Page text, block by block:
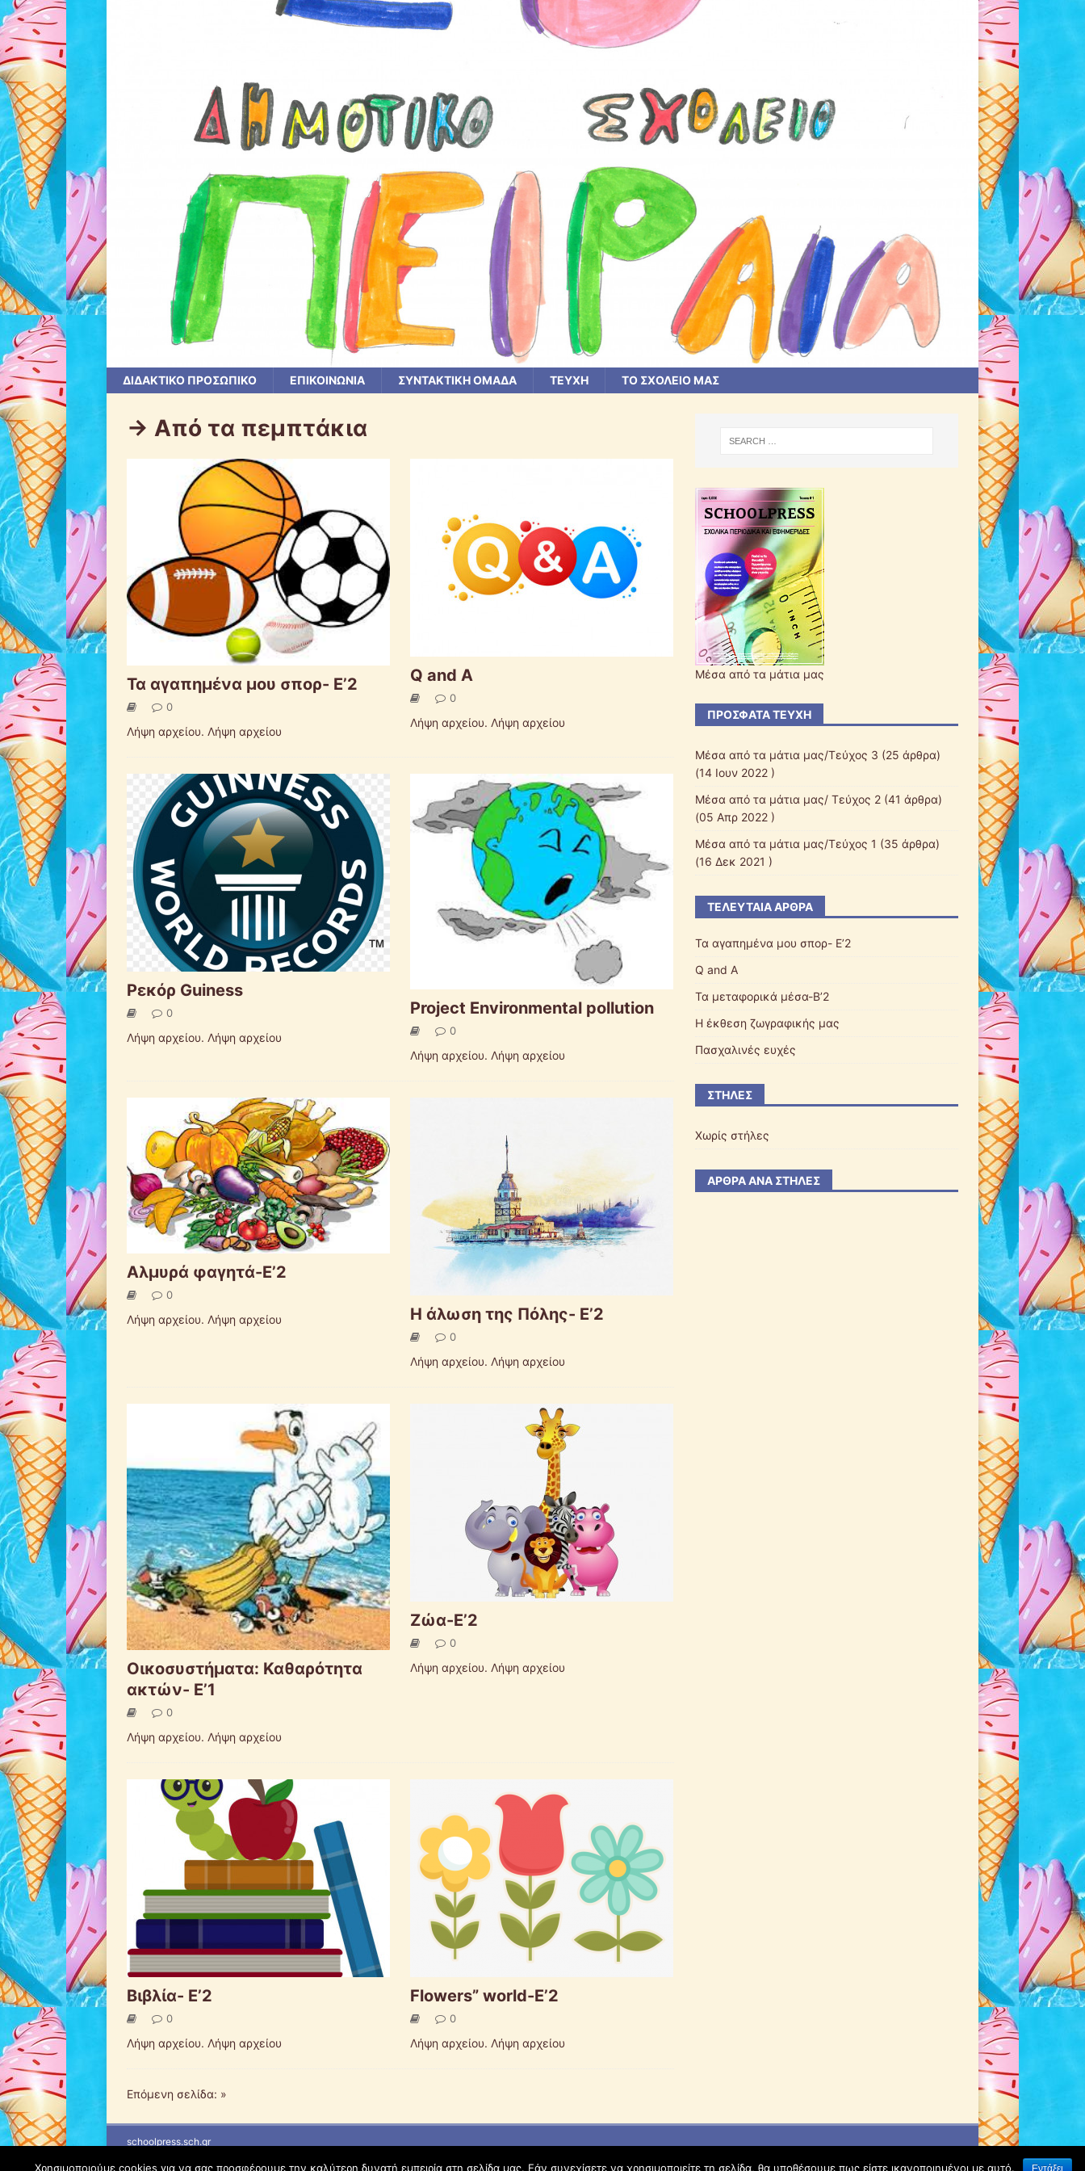
ΔΙΔΑΚΤΙΚΟ ΠΡΟΣΩΠΙΚΟ ΕΠΙΚΟΙΝΩΝΙΑ ΣΥΝΤΑΚΤΙΚΗ ΟΜΑΔΑ ΤΕΥΧΗ ΤΟ ΣΧΟΛΕΙΟ ΜΑΣ
-> Από τα πεμπτάκια
Τα αγαπημένα μου σπορ- Ε’2
0
Λήψη αρχείου. Λήψη αρχείου
Q and A
0
Λήψη αρχείου. Λήψη αρχείου
Ρεκόρ Guiness
0
Λήψη αρχείου. Λήψη αρχείου
Project Environmental pollution
0
Λήψη αρχείου. Λήψη αρχείου
Αλμυρά φαγητά-Ε’2
0
Λήψη αρχείου. Λήψη αρχείου Η άλωση της Πόλης- Ε’2
0
Λήψη αρχείου. Λήψη αρχείου
Οικοσυστήματα: Καθαρότητα
ακτών- Ε’1
0
Λήψη αρχείου. Λήψη αρχείου
Ζώα-Ε’2
0
Λήψη αρχείου. Λήψη αρχείου
Βιβλία- Ε’2
0
Λήψη αρχείου. Λήψη αρχείου
Flowers” world-E’2
0
Λήψη αρχείου. Λήψη αρχείου
Επόμενη σελίδα: »
Μέσα από τα μάτια μας
ΠΡΌΣΦΑΤΑ ΤΕΎΧΗ
Μέσα από τα μάτια μας/Τεύχος 3 (25 άρθρα)
(14 Ιουν 2022 )
Μέσα από τα μάτια μας/ Τεύχος 2(41 άρθρα)
(05 Απρ 2022 )
Μέσα από τα μάτια μας/Τεύχος 1 (35 άρθρα)
(16 Δεκ 2021 )
ΤΕΛΕΥΤΑΊΑ ΆΡΘΡΑ
Τα αγαπημένα μου σπορ- Ε’2
Q and A
Τα μεταφορικά μέσα-Β’2
Η έκθεση ζωγραφικής μας
Πασχαλινές ευχές
ΣΤΉΛΕΣ
Χωρίς στήλες
ΆΡΘΡΑ ΑΝΆ ΣΤΉΛΕΣ
schoolpress.sch.gr
Χρησιμοποιούμε cookies για να σας προσφέρουμε την καλύτερη δυνατή εμπειρία στη σελίδα μας. Εάν συνεχίσετε να χρησιμοποιείτε τη σελίδα, θα υποθέσουμε πως είστε ικανοποιημένοι με αυτό. Εντάξει